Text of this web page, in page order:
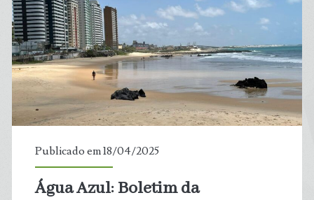
Publicado em 18/04/2025
Água Azul: Boletim da